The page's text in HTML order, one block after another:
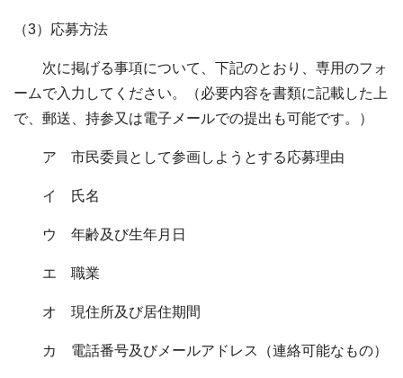
（3）応募方法
次に掲げる事項について、下記のとおり、専用のフォ
ームで入力してください。（必要内容を書類に記載した上
で、郵送、持参又は電子メールでの提出も可能です。）
ア 市民委員として参画しようとする応募理由
イ 氏名
ウ 年齢及び生年月日
エ 職業
オ 現住所及び居住期間
カ 電話番号及びメールアドレス（連絡可能なもの）